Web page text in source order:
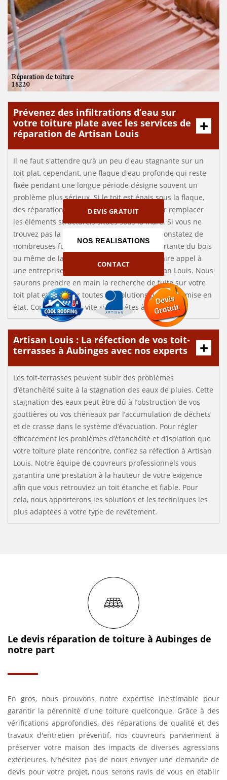
DEVIS GRATUIT
NOS REALISATIONS
CONTACT
Prévenez des infiltrations d’eau sur
votre toiture plate avec les services de
réparation de Artisan Louis
Il ne faut s'attendre qu’à un peu d'eau stagnante sur un
toit plat, cependant, une flaque d'eau profonde qui reste
fixée pendant une longue période désigne souvent un
problème plus sérieux. Si le toit est épais sous la flaque,
des réparations devront être effectuées pour remplacer
les éléments structurels situés sous la mare. Si vous ne
trouvez pas la source de la fuite ou si vous constatez de
nombreuses fuites et une dégradation importante du bois
ou même de la moisissure, il est temps de faire appel à
une entreprise professionnelle comme Artisan Louis. Nous
saurons prendre en main la recherche de fuite sur votre
toit plat et apporter toutes les solutions pour sa remise en
état. Contactez-nous vite si vous êtes à Aubinges.
Artisan Louis : La réfection de vos toit-
terrasses à Aubinges avec nos experts
Les toit-terrasses peuvent subir des problèmes
d’étanchéité suite à la stagnation des eaux de pluies. Cette
stagnation des eaux peut être dû à l’obstruction de vos
gouttières ou vos chéneaux par l’accumulation de déchets
et de crasse dans le système d’évacuation. Pour régler
efficacement les problèmes d’étanchéité et d’isolation que
votre toiture plate rencontre, confiez sa réfection à Artisan
Louis. Notre équipe de couvreurs professionnels vous
garantira une prestation à la hauteur de votre exigence
afin que vous retrouviez un toit étanche et fiable. Pour
cela, nous apporterons les solutions et les techniques les
plus adaptées à votre type de revêtement.
Le devis réparation de toiture à Aubinges de
notre part
En gros, nous prouvons notre expertise inestimable pour
garantir la pérennité d'une toiture quelconque. Grâce à des
vérifications approfondies, des réparations de qualité et des
travaux d'entretien préventif, nos couvreurs parviennent à
préserver votre maison des impacts de diverses agressions
extérieures. N’hésitez pas de nous envoyer une demande de
devis pour votre projet, nous serons ravis de vous en établir